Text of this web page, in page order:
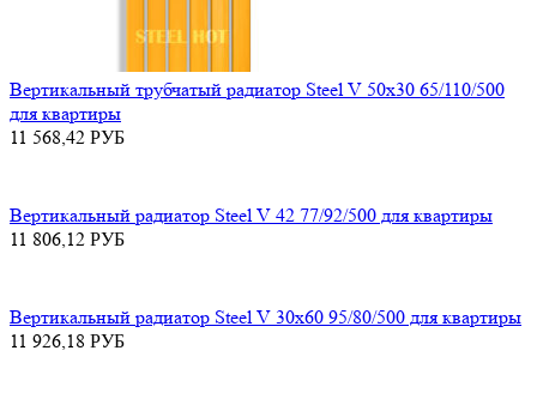
Вертикальный трубчатый радиатор Steel V 50х30 65/110/500
для квартиры
11 568,42 РУБ
Вертикальный радиатор Steel V 42 77/92/500 для квартиры
11 806,12 РУБ
Вертикальный радиатор Steel V 30х60 95/80/500 для квартиры
11 926,18 РУБ